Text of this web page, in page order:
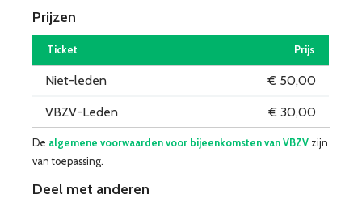
Prijzen
Ticket Prijs
Niet-leden € 50,00
VBZV-Leden € 30,00
De algemene voorwaarden voor bijeenkomsten van VBZV zijn
van toepassing.
Deel met anderen